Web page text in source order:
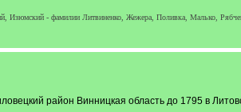
Изюмский - фамилии Литвиненко, Жежера, Поливка, Малько,
район Винницкая область до 1795 в